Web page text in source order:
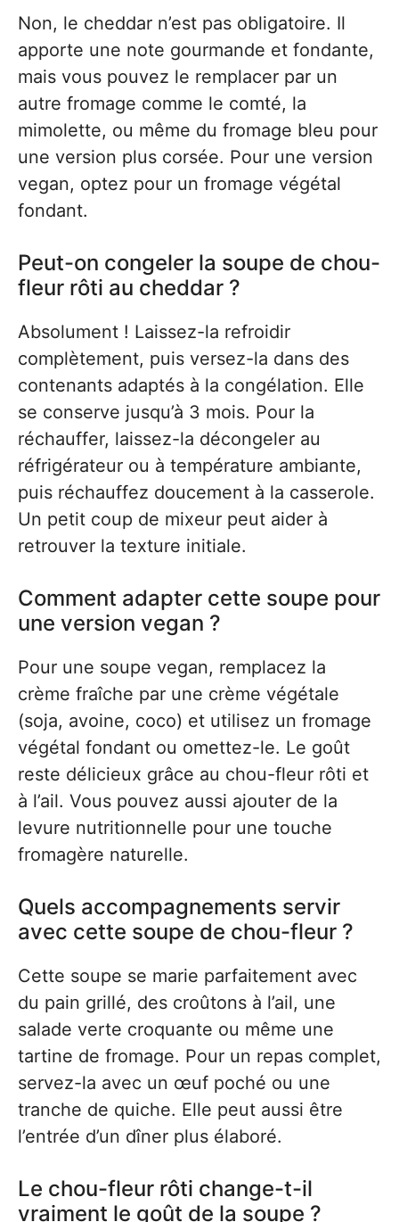
Non, le cheddar n’est pas obligatoire. Il
apporte une note gourmande et fondante,
mais vous pouvez le remplacer par un
autre fromage comme le comté, la
mimolette, ou même du fromage bleu pour
une version plus corsée. Pour une version
vegan, optez pour un fromage végétal
fondant.
Peut-on congeler la soupe de chou-
fleur rôti au cheddar ?
Absolument ! Laissez-la refroidir
complètement, puis versez-la dans des
contenants adaptés à la congélation. Elle
se conserve jusqu’à 3 mois. Pour la
réchauffer, laissez-la décongeler au
réfrigérateur ou à température ambiante,
puis réchauffez doucement à la casserole.
Un petit coup de mixeur peut aider à
retrouver la texture initiale.
Comment adapter cette soupe pour
une version vegan ?
Pour une soupe vegan, remplacez la
crème fraîche par une crème végétale
(soja, avoine, coco) et utilisez un fromage
végétal fondant ou omettez-le. Le goût
reste délicieux grâce au chou-fleur rôti et
à l’ail. Vous pouvez aussi ajouter de la
levure nutritionnelle pour une touche
fromagère naturelle.
Quels accompagnements servir
avec cette soupe de chou-fleur ?
Cette soupe se marie parfaitement avec
du pain grillé, des croûtons à l’ail, une
salade verte croquante ou même une
tartine de fromage. Pour un repas complet,
servez-la avec un œuf poché ou une
tranche de quiche. Elle peut aussi être
l’entrée d’un dîner plus élaboré.
Le chou-fleur rôti change-t-il
vraiment le goût de la soupe ?